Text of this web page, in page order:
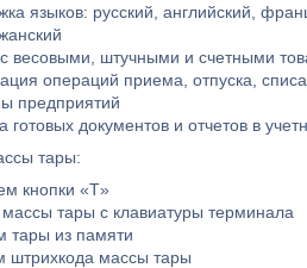
языков: русский, английский,
весовыми, штучными и счетными
операций приема, отпуска,
предприятий
готовых документов и отчетов в
тары:
кнопки «T»
тары с клавиатуры терминала
тары из памяти
штрихкода массы тары